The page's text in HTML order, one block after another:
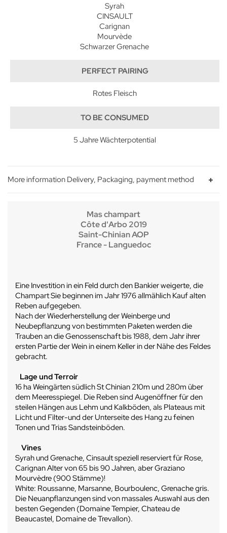
Syrah
CINSAULT
Carignan
Mourvède
Schwarzer Grenache
PERFECT PAIRING
Rotes Fleisch
TO BE CONSUMED
5 Jahre Wächterpotential
More information Delivery, Packaging, payment method
Mas champart
Côte d'Arbo 2019
Saint-Chinian AOP
France - Languedoc
Eine Investition in ein Feld durch den Bankier weigerte, die
Champart Sie beginnen im Jahr 1976 allmählich Kauf alten
Reben aufgegeben.
Nach der Wiederherstellung der Weinberge und
Neubepflanzung von bestimmten Paketen werden die
Trauben an die Genossenschaft bis 1988, dem Jahr ihrer
ersten Partie der Wein in einem Keller in der Nähe des Feldes
gebracht.
Lage und Terroir
16 ha Weingärten südlich St Chinian 210m und 280m über
dem Meeresspiegel. Die Reben sind Augenöffner für den
steilen Hängen aus Lehm und Kalkböden, als Plateaus mit
Licht und Filter-und der Unterseite des Hang zu feinen
Tonen und Trias Sandsteinböden.
Vines
Syrah und Grenache, Cinsault speziell reserviert für Rose,
Carignan Alter von 65 bis 90 Jahren, aber Graziano
Mourvèdre (900 Stämme)!
White: Roussanne, Marsanne, Bourboulenc, Grenache gris.
Die Neuanpflanzungen sind von massales Auswahl aus den
besten Gegenden (Domaine Tempier, Chateau de
Beaucastel, Domaine de Trevallon).